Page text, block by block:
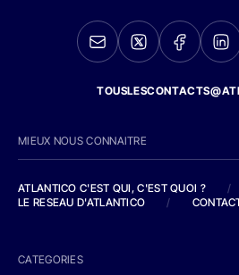
MIEUX NOUS CONNAITRE
ATLANTICO C'EST QUI, C'EST QUOI ?
/
LE RESEAU D'ATLANTICO
/
CATEGORIES